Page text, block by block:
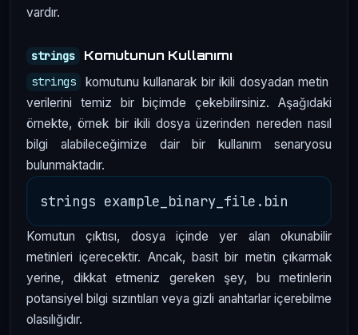
vardır.
strings Komutunun Kullanımı
strings
komutunu kullanarak bir ikili dosyadan metin
verilerini temiz bir biçimde çekebilirsiniz. Aşağıdaki
örnekte, örnek bir ikili dosya üzerinden nereden nasıl
bilgi alabileceğimize dair bir kullanım senaryosu
bulunmaktadır.
Komutun çıktısı, dosya içinde yer alan okunabilir
metinleri içerecektir. Ancak, basit bir metin çıkarmak
yerine, dikkat etmeniz gereken şey, bu metinlerin
potansiyel bilgi sızıntıları veya gizli anahtarlar içerebilme
olasılığıdır.